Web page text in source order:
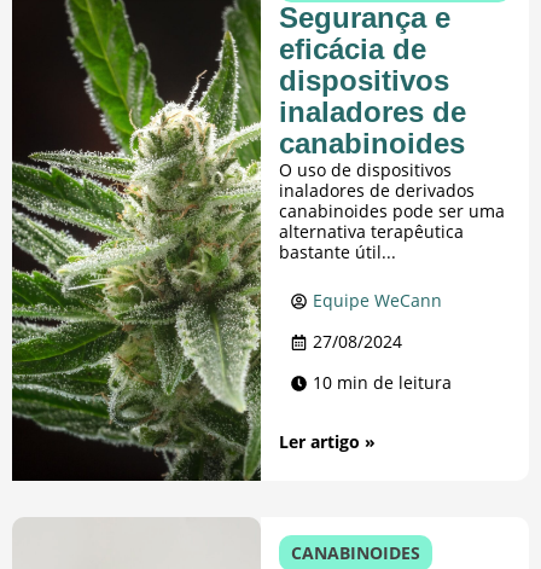
Segurança e
eficácia de
dispositivos
inaladores de
canabinoides
O uso de dispositivos
inaladores de derivados
canabinoides pode ser uma
alternativa terapêutica
bastante útil...
Equipe WeCann
27/08/2024
10 min de leitura
Ler artigo »
CANABINOIDES